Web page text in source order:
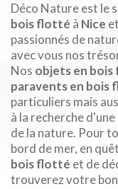
Déco Nature est le
bois flotté à Nice
passionnés de
avec vous nos
Nos objets en
paravents en bois
particuliers mais
à la recherche d'une
de la nature. Pour
bord de mer, en
bois flotté et de
trouverez votre